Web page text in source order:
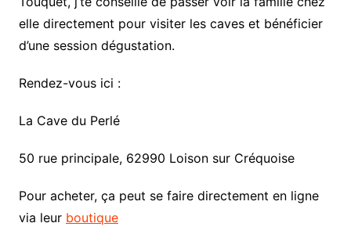
elle directement pour visiter les caves et bénéficier
d’une session dégustation.
Rendez-vous ici :
La Cave du Perlé
50 rue principale, 62990 Loison sur Créquoise
Pour acheter, ça peut se faire directement en ligne
via leur boutique